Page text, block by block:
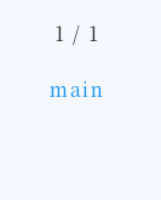
近く
1 / 1
main